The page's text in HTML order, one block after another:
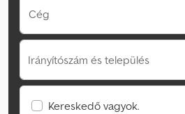
Cég
Irányítószám és település
Kereskedő vagyok.